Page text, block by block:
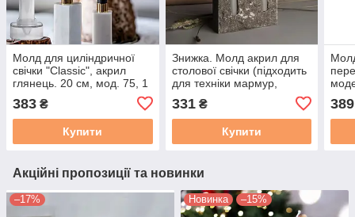
Молд для циліндричної
свічки "Classic", акрил
глянець. 20 см, мод. 75, 1
383 ₴
Купити
Знижка. Молд акрил для
столової свічки (підходить
для техніки мармур,
331₴
Купити
389
Акційні пропозиції та новинки
–17% Новинка –15%